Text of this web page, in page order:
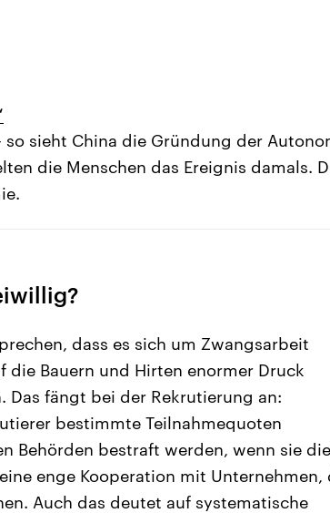
sieht China die Gründung der
die Menschen das Ereignis damals.
dass es sich um Zwangsarbeit
die Bauern und Hirten enormer Druck
Das fängt bei der Rekrutierung an:
bestimmte Teilnahmequoten
Behörden bestraft werden, wenn sie
enge Kooperation mit Unternehmen,
Auch das deutet auf systematische